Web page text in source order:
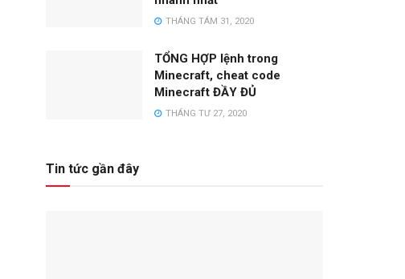
THÁNG TÁM 31, 2020
TỔNG HỢP lệnh trong
Minecraft, cheat code
Minecraft ĐẦY ĐỦ
THÁNG TƯ 27, 2020
Tin tức gần đây